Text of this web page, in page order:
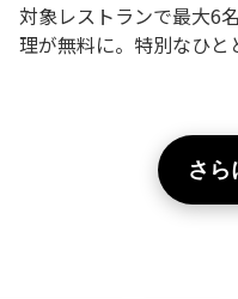
対象レストランで最大6
理が無料に。特別なひ
さら